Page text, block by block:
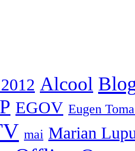
Alcool
EGOV Eugen
mai Marian